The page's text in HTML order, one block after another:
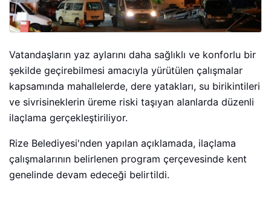
Vatandaşların yaz aylarını daha sağlıklı ve konforlu bir
şekilde geçirebilmesi amacıyla yürütülen çalışmalar
kapsamında mahallelerde, dere yatakları, su birikintileri
ve sivrisineklerin üreme riski taşıyan alanlarda düzenli
ilaçlama gerçekleştiriliyor.
Rize Belediyesi'nden yapılan açıklamada, ilaçlama
çalışmalarının belirlenen program çerçevesinde kent
genelinde devam edeceği belirtildi.